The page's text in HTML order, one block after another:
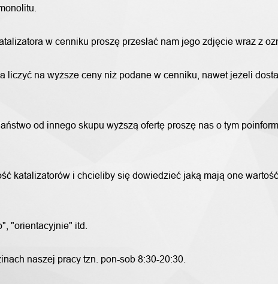
w cenniku proszę przesłać nam jego zdjęcie wraz z
liczyć na wyższe ceny niż podane w cenniku, nawet jeżeli
od innego skupu wyższą ofertę proszę nas o tym
katalizatorów i chcieliby się dowiedzieć jaką mają one
"orientacyjnie" itd.
naszej pracy tzn. pon-sob 8:30-20:30.